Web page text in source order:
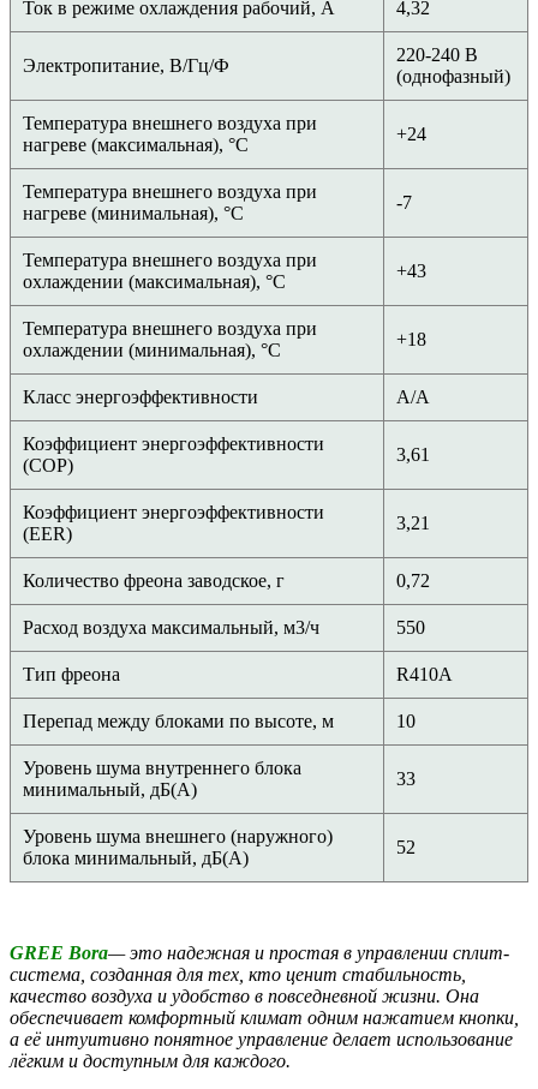
Ток в режиме охлаждения рабочий, А 4,32
Электропитание, В/Гц/Ф
220-240 В
(однофазный)
Температура внешнего воздуха при
нагреве (максимальная), °С
+24
Температура внешнего воздуха при
нагреве (минимальная), °С
-7
Температура внешнего воздуха при
охлаждении (максимальная), °С
+43
Температура внешнего воздуха при
охлаждении (минимальная), °С
+18
Класс энергоэффективности A/A
Коэффициент энергоэффективности
(COP)
3,61
Коэффициент энергоэффективности
(EER)
3,21
Количество фреона заводское, г 0,72
Расход воздуха максимальный, м3/ч 550
Тип фреона R410А
Перепад между блоками по высоте, м 10
Уровень шума внутреннего блока
минимальный, дБ(А)
33
Уровень шума внешнего (наружного)
блока минимальный, дБ(А)
52
GREE Bora— это надежная и простая в управлении сплит-
система, созданная для тех, кто ценит стабильность,
качество воздуха и удобство в повседневной жизни. Она
обеспечивает комфортный климат одним нажатием кнопки,
а её интуитивно понятное управление делает использование
лёгким и доступным для каждого.